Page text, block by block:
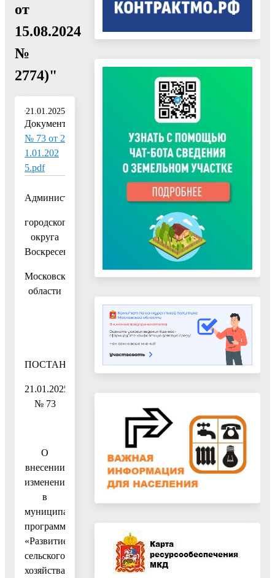
от
15.08.2024
№
2774)"
21.01.2025
Документ:
№ 73 от 2
1.01.202
5.pdf
Администрация
городского
округа
Воскресенск
Московской
области
ПОСТАНОВЛЕНИЕ
21.01.2025
№ 73
О
внесении
изменений
в
муниципальную
программу
«Развитие
сельского
хозяйства»,